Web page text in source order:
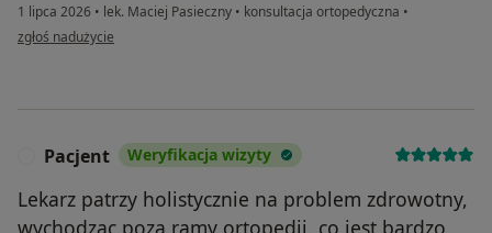
1 lipca 2026 • lek. Maciej Pasieczny • konsultacja ortopedyczna •
w opinii użytkownika Iwona
zgłoś nadużycie
Pacjent Weryfikacja wizyty
Lekarz patrzy holistycznie na problem zdrowotny,
wychodząc poza ramy ortopedii, co jest bardzo